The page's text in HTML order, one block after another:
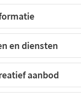
en diensten
aanbod